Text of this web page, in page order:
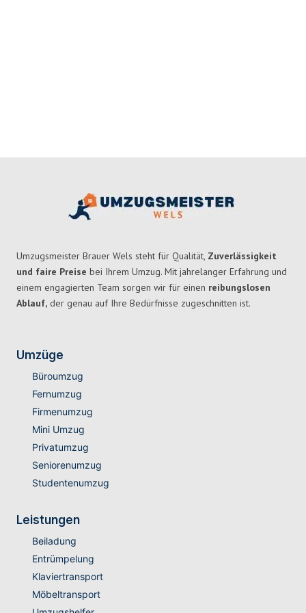
Umzugsmeister Brauer Wels steht für Qualität, Zuverlässigkeit
und faire Preise bei Ihrem Umzug. Mit jahrelanger Erfahrung und
einem engagierten Team sorgen wir für einen reibungslosen
Ablauf, der genau auf Ihre Bedürfnisse zugeschnitten ist.
Umzüge
Büroumzug
Fernumzug
Firmenumzug
Mini Umzug
Privatumzug
Seniorenumzug
Studentenumzug
Leistungen
Beiladung
Entrümpelung
Klaviertransport
Möbeltransport